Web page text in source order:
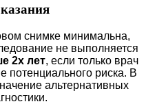
снимке минимальна,
не выполняется
2х лет, если только врач
потенциального риска. В
альтернативных